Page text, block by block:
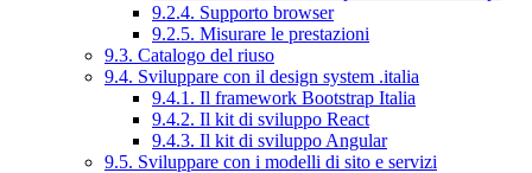
9.2.4. Supporto browser
9.2.5. Misurare le prestazioni
9.3. Catalogo del riuso
9.4. Sviluppare con il design system .italia
9.4.1. Il framework Bootstrap Italia
9.4.2. Il kit di sviluppo React
9.4.3. Il kit di sviluppo Angular
9.5. Sviluppare con i modelli di sito e servizi